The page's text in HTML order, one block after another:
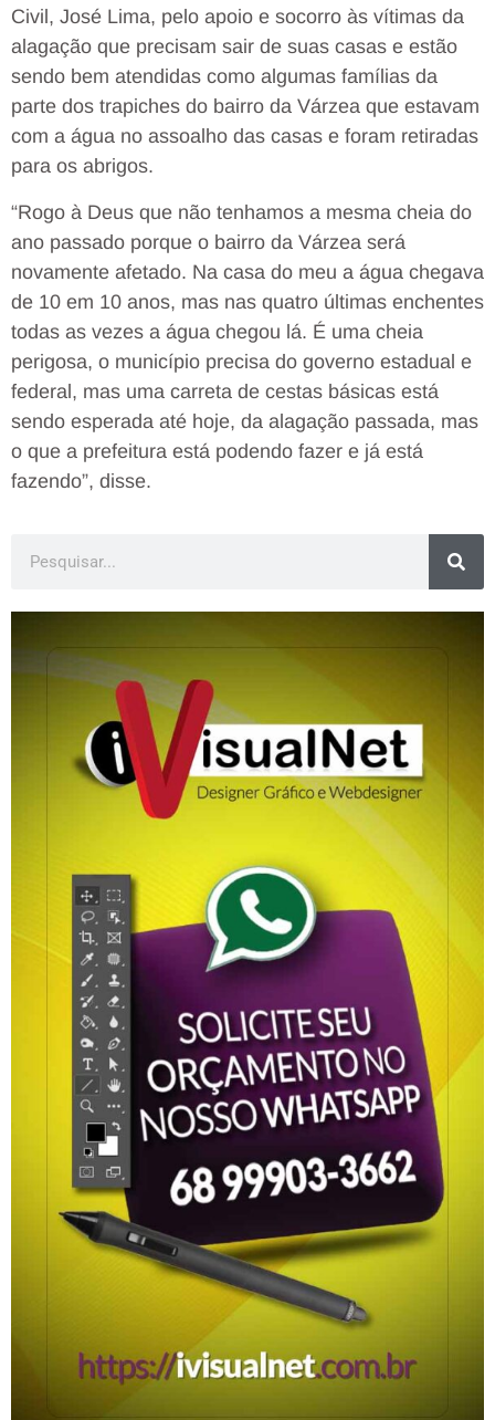
Civil, José Lima, pelo apoio e socorro às vítimas da
alagação que precisam sair de suas casas e estão
sendo bem atendidas como algumas famílias da
parte dos trapiches do bairro da Várzea que estavam
com a água no assoalho das casas e foram retiradas
para os abrigos.
“Rogo à Deus que não tenhamos a mesma cheia do
ano passado porque o bairro da Várzea será
novamente afetado. Na casa do meu a água chegava
de 10 em 10 anos, mas nas quatro últimas enchentes
todas as vezes a água chegou lá. É uma cheia
perigosa, o município precisa do governo estadual e
federal, mas uma carreta de cestas básicas está
sendo esperada até hoje, da alagação passada, mas
o que a prefeitura está podendo fazer e já está
fazendo”, disse.